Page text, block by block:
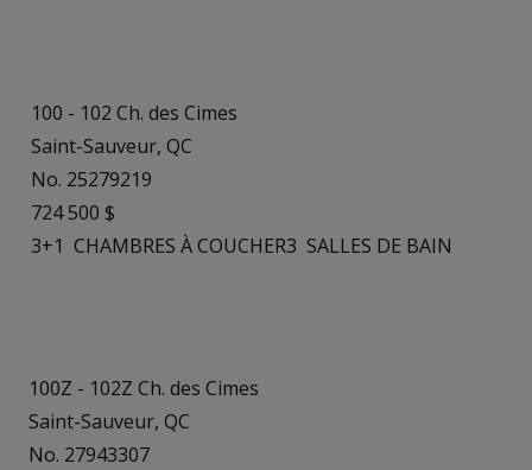
100 - 102 Ch. des Cimes
Saint-Sauveur, QC
No. 25279219
724 500 $
3+1 CHAMBRES À COUCHER3 SALLES DE BAIN
100Z - 102Z Ch. des Cimes
Saint-Sauveur, QC
No. 27943307